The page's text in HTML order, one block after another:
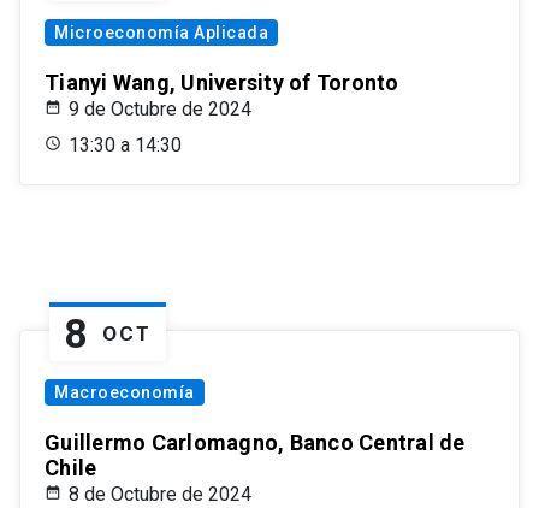
Microeconomía Aplicada
Tianyi Wang, University of Toronto
9 de Octubre de 2024
13:30 a 14:30
8 OCT
Macroeconomía
Guillermo Carlomagno, Banco Central de
Chile
8 de Octubre de 2024